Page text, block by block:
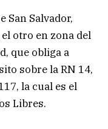
San Salvador,
otro en zona del
que obliga a
sobre la RN 14,
la cual es el
Libres.